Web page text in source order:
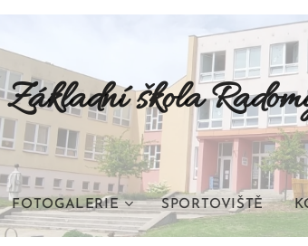
Základní škola
FOTOGALERIE SPORTOVIŠTĚ